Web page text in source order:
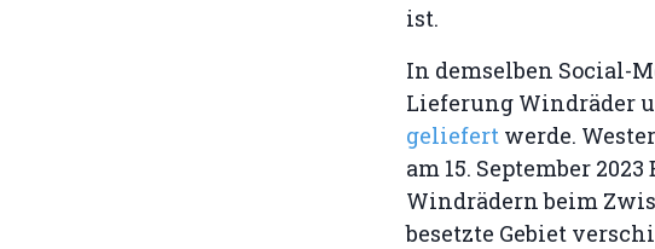
ist.
In demselben Social-
Lieferung Windräder
geliefert werde.
am 15. September
Windrädern beim
besetzte Gebiet